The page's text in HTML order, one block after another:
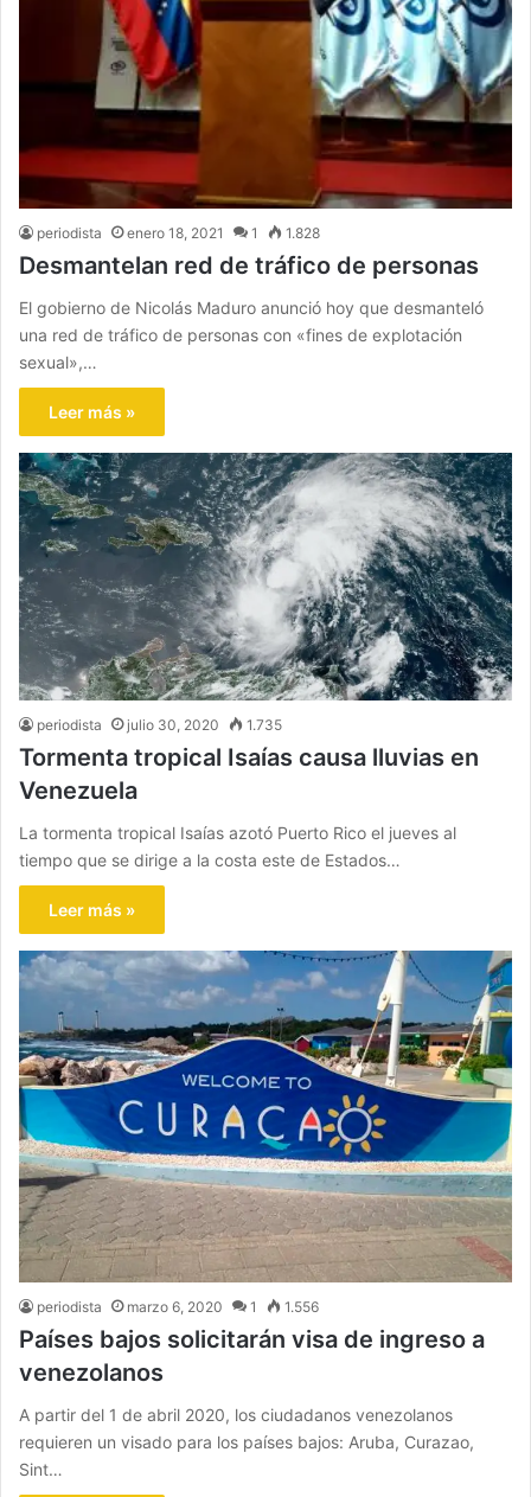
periodista enero 18, 2021 1 1.828
Desmantelan red de tráfico de personas
El gobierno de Nicolás Maduro anunció hoy que desmanteló
una red de tráfico de personas con «fines de explotación
sexual»,…
Leer más »
periodista julio 30, 2020 1.735
Tormenta tropical Isaías causa lluvias en
Venezuela
La tormenta tropical Isaías azotó Puerto Rico el jueves al
tiempo que se dirige a la costa este de Estados…
Leer más »
periodista marzo 6, 2020 1 1.556
Países bajos solicitarán visa de ingreso a
venezolanos
A partir del 1 de abril 2020, los ciudadanos venezolanos
requieren un visado para los países bajos: Aruba, Curazao,
Sint…